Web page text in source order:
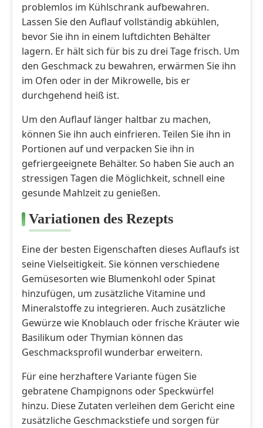
problemlos im Kühlschrank aufbewahren.
Lassen Sie den Auflauf vollständig abkühlen,
bevor Sie ihn in einem luftdichten Behälter
lagern. Er hält sich für bis zu drei Tage frisch. Um
den Geschmack zu bewahren, erwärmen Sie ihn
im Ofen oder in der Mikrowelle, bis er
durchgehend heiß ist.
Um den Auflauf länger haltbar zu machen,
können Sie ihn auch einfrieren. Teilen Sie ihn in
Portionen auf und verpacken Sie ihn in
gefriergeeignete Behälter. So haben Sie auch an
stressigen Tagen die Möglichkeit, schnell eine
gesunde Mahlzeit zu genießen.
Variationen des Rezepts
Eine der besten Eigenschaften dieses Auflaufs ist
seine Vielseitigkeit. Sie können verschiedene
Gemüsesorten wie Blumenkohl oder Spinat
hinzufügen, um zusätzliche Vitamine und
Mineralstoffe zu integrieren. Auch zusätzliche
Gewürze wie Knoblauch oder frische Kräuter wie
Basilikum oder Thymian können das
Geschmacksprofil wunderbar erweitern.
Für eine herzhaftere Variante fügen Sie
gebratene Champignons oder Speckwürfel
hinzu. Diese Zutaten verleihen dem Gericht eine
zusätzliche Geschmackstiefe und sorgen für